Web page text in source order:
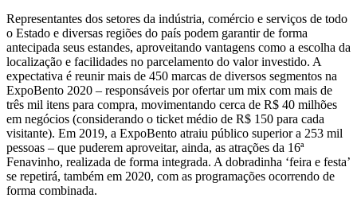
Representantes dos setores da indústria, comércio e serviços de todo
o Estado e diversas regiões do país podem garantir de forma
antecipada seus estandes, aproveitando vantagens como a escolha da
localização e facilidades no parcelamento do valor investido. A
expectativa é reunir mais de 450 marcas de diversos segmentos na
ExpoBento 2020 – responsáveis por ofertar um mix com mais de
três mil itens para compra, movimentando cerca de R$ 40 milhões
em negócios (considerando o ticket médio de R$ 150 para cada
visitante). Em 2019, a ExpoBento atraiu público superior a 253 mil
pessoas – que puderem aproveitar, ainda, as atrações da 16ª
Fenavinho, realizada de forma integrada. A dobradinha ‘feira e festa’
se repetirá, também em 2020, com as programações ocorrendo de
forma combinada.